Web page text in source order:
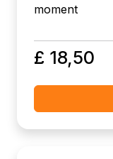
moment
£ 18,50